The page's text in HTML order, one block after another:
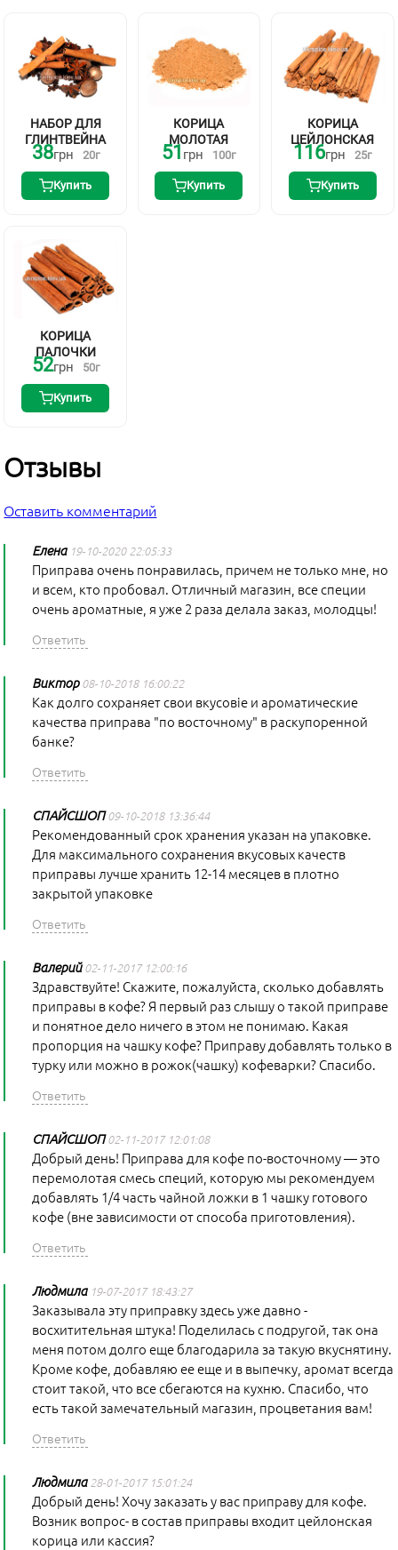
НАБОР ДЛЯ
ГЛИНТВЕЙНА
38грн 20г
Купить
КОРИЦА
МОЛОТАЯ
51 грн 100г
Купить
КОРИЦА
ЦЕЙЛОНСКАЯ
116грн 25г
Купить
КОРИЦА
ПАЛОЧКИ
52грн 50г
Купить
Отзывы
Оставить комментарий
Елена 19-10-2020 22:05:33
Приправа очень понравилась, причем не только мне, но
и всем, кто пробовал. Отличный магазин, все специи
очень ароматные, я уже 2 раза делала заказ, молодцы!
Виктор08-10-2018 16:00:22
Как долго сохраняет свои вкусовіе и ароматические
качества приправа "по восточному" в раскупоренной
банке?
СПАЙСШОП09-10-2018 13:36:44
Рекомендованный срок хранения указан на упаковке.
Для максимального сохранения вкусовых качеств
приправы лучше хранить 12-14 месяцев в плотно
закрытой упаковке
Валерий02-11-2017 12:00:16
Здравствуйте! Скажите, пожалуйста, сколько добавлять
приправы в кофе? Я первый раз слышу о такой приправе
и понятное дело ничего в этом не понимаю. Какая
пропорция на чашку кофе? Приправу добавлять только в
турку или можно в рожок(чашку) кофеварки? Спасибо.
СПАЙСШОП02-11-2017 12:01:08
Добрый день! Приправа для кофе по-восточному — это
перемолотая смесь специй, которую мы рекомендуем
добавлять 1/4 часть чайной ложки в 1 чашку готового
кофе (вне зависимости от способа приготовления).
Людмила 19-07-2017 18:43:27
Заказывала эту приправку здесь уже давно -
восхитительная штука! Поделилась с подругой, так она
меня потом долго еще благодарила за такую вкуснятину.
Кроме кофе, добавляю ее еще и в выпечку, аромат всегда
стоит такой, что все сбегаются на кухню. Спасибо, что
есть такой замечательный магазин, процветания вам!
Людмила 28-01-2017 15:01:24
Добрый день! Хочу заказать у вас приправу для кофе.
Возник вопрос- в состав приправы входит цейлонская
корица или кассия?